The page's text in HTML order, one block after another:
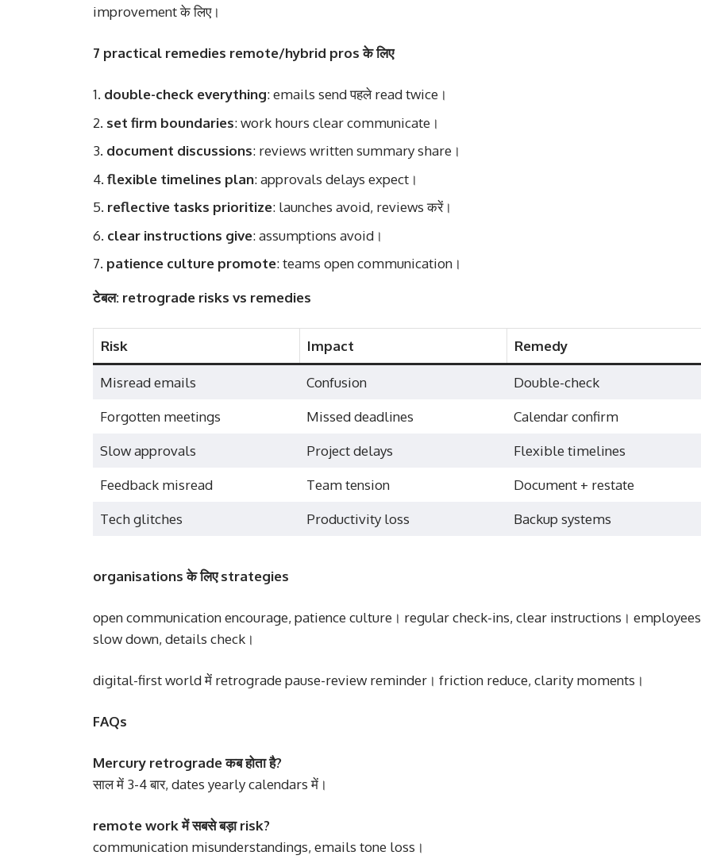
improvement के लिए।
7 practical remedies remote/hybrid pros के लिए
double-check everything: emails send पहले read twice।
set firm boundaries: work hours clear communicate।
document discussions: reviews written summary share।
flexible timelines plan: approvals delays expect।
reflective tasks prioritize: launches avoid, reviews करें।
clear instructions give: assumptions avoid।
patience culture promote: teams open communication।
टेबल: retrograde risks vs remedies
Risk Impact Remedy
Misread emails Confusion Double-check
Forgotten meetings Missed deadlines Calendar confirm
Slow approvals Project delays Flexible timelines
Feedback misread Team tension Document + restate
Tech glitches Productivity loss Backup systems
organisations के लिए strategies
open communication encourage, patience culture। regular check-ins, clear instructions। employees
slow down, details check।
digital-first world में retrograde pause-review reminder। friction reduce, clarity moments।
FAQs
Mercury retrograde कब होता है?
साल में 3-4 बार, dates yearly calendars में।
remote work में सबसे बड़ा risk?
communication misunderstandings, emails tone loss।